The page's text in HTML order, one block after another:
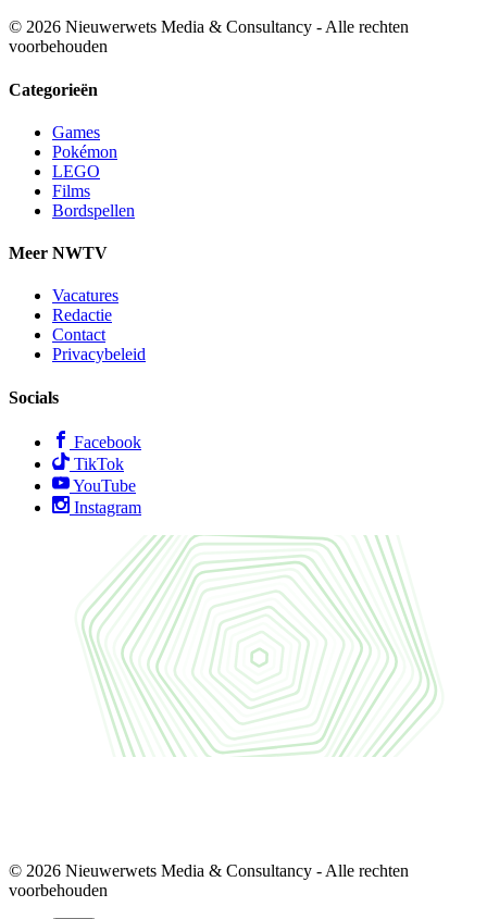
© 2026 Nieuwerwets Media & Consultancy - Alle rechten
voorbehouden
Categorieën
Games
Pokémon
LEGO
Films
Bordspellen
Meer NWTV
Vacatures
Redactie
Contact
Privacybeleid
Socials
Facebook
TikTok
YouTube
Instagram
© 2026 Nieuwerwets Media & Consultancy - Alle rechten
voorbehouden